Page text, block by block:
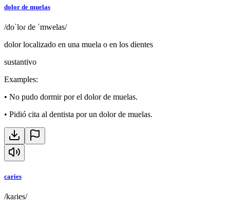
dolor de muelas
/doˈloɾ de ˈmwelas/
dolor localizado en una muela o en los dientes
sustantivo
Examples:
• No pudo dormir por el dolor de muelas.
• Pidió cita al dentista por un dolor de muelas.
caries
/kaɾies/